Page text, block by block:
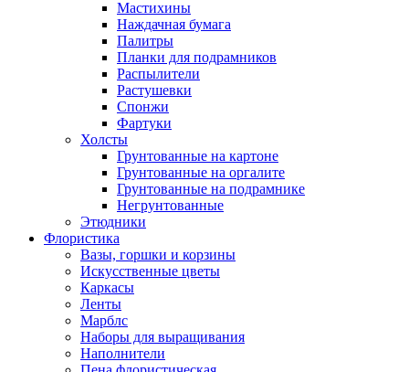
Мастихины
Наждачная бумага
Палитры
Планки для подрамников
Распылители
Растушевки
Спонжи
Фартуки
Холсты
Грунтованные на картоне
Грунтованные на оргалите
Грунтованные на подрамнике
Негрунтованные
Этюдники
Флористика
Вазы, горшки и корзины
Искусственные цветы
Каркасы
Ленты
Марблс
Наборы для выращивания
Наполнители